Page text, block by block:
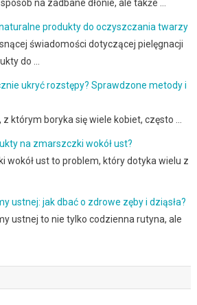
na zadbane dłonie, ale także …
produkty do oczyszczania twarzy
świadomości dotyczącej pielęgnacji
do …
ukryć rozstępy? Sprawdzone metody i
którym boryka się wiele kobiet, często …
na zmarszczki wokół ust?
wokół ust to problem, który dotyka wielu z
ustnej: jak dbać o zdrowe zęby i dziąsła?
ustnej to nie tylko codzienna rutyna, ale